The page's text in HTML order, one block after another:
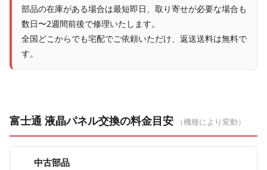
部品の在庫がある場合は最短即日、取り寄せが必要な場合も
数日〜2週間前後で修理いたします。
全国どこからでも宅配でご依頼いただけ、返送送料は無料で
す。
富士通 液晶パネル交換の料金目安 （機種により変動）
中古部品